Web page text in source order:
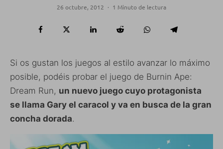
26 octubre, 2012 · 1 Minuto de lectura
Si os gustan los juegos al estilo avanzar lo máximo
posible, podéis probar el juego de Burnin Ape:
Dream Run, un nuevo juego cuyo protagonista
se llama Gary el caracol y va en busca de la gran
concha dorada.